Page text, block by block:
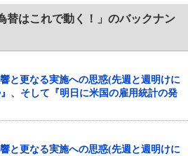
替はこれで動く！」のバックナン
と更なる実施への思惑(先週と週明けに
、そして『明日に米国の雇用統計の発
と更なる実施への思惑(先週と週明けに